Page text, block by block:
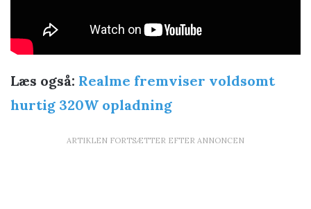
Læs også: Realme fremviser voldsomt
hurtig 320W opladning
ARTIKLEN FORTSÆTTER EFTER ANNONCEN